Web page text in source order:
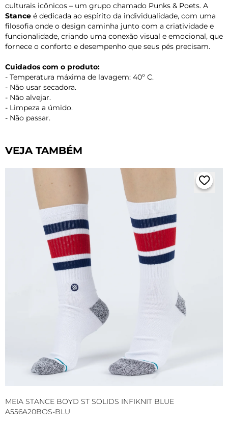
culturais icônicos – um grupo chamado Punks & Poets. A
Stance é dedicada ao espírito da individualidade, com uma
filosofia onde o design caminha junto com a criatividade e
funcionalidade, criando uma conexão visual e emocional, que
fornece o conforto e desempenho que seus pés precisam.
Cuidados com o produto:
- Temperatura máxima de lavagem: 40º C.
- Não usar secadora.
- Não alvejar.
- Limpeza a úmido.
- Não passar.
VEJA TAMBÉM
MEIA STANCE BOYD ST SOLIDS INFIKNIT BLUE
A556A20BOS-BLU